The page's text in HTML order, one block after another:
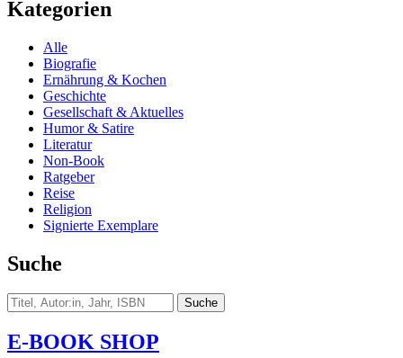
Kategorien
Alle
Biografie
Ernährung & Kochen
Geschichte
Gesellschaft & Aktuelles
Humor & Satire
Literatur
Non-Book
Ratgeber
Reise
Religion
Signierte Exemplare
Suche
E-BOOK SHOP